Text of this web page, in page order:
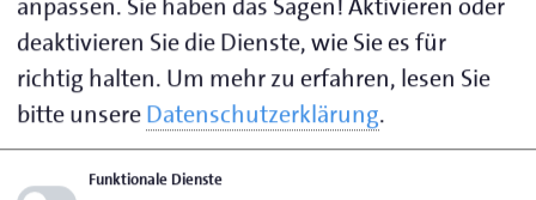
17:00 - 19:00 Uhr
Handwerkskammer Bremen
Ansgaritorstraße 24
28195 Bremen
deaktivieren Sie die Dienste, wie Sie es für
richtig halten. Um mehr zu erfahren, lesen Sie
bitte unsereDatenschutzerklärung.
Funktionale Dienste